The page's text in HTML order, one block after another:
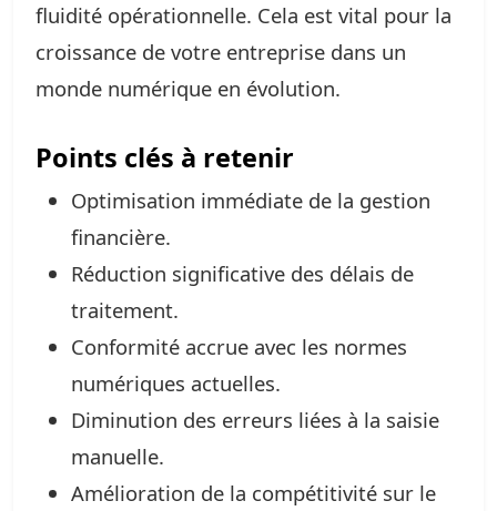
fluidité opérationnelle. Cela est vital pour la
croissance de votre entreprise dans un
monde numérique en évolution.
Points clés à retenir
Optimisation immédiate de la gestion
financière.
Réduction significative des délais de
traitement.
Conformité accrue avec les normes
numériques actuelles.
Diminution des erreurs liées à la saisie
manuelle.
Amélioration de la compétitivité sur le